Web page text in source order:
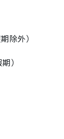
除外）
）